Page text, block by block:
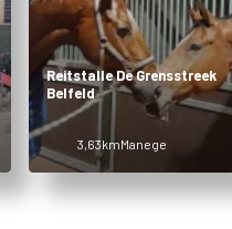
Reitstalle De Grensstreek
Belfeld
3,63kmManege